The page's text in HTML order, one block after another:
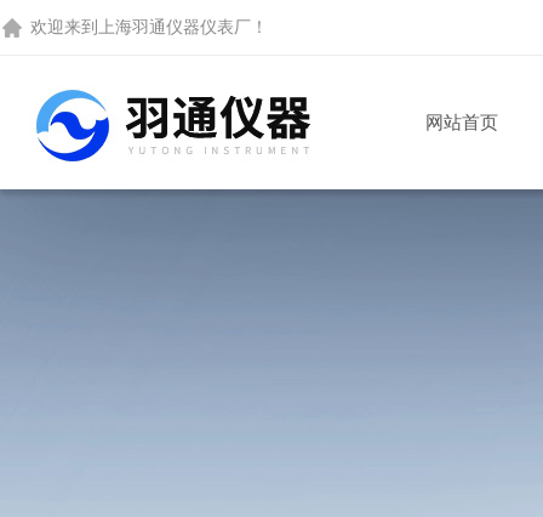
欢迎来到 上海羽通仪器仪表厂 ！
网站首页